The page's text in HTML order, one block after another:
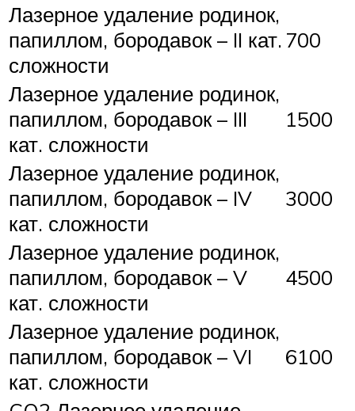
Лазерное удаление родинок,
папиллом, бородавок – II кат.
сложности
700
Лазерное удаление родинок,
папиллом, бородавок – III
кат. сложности
1500
Лазерное удаление родинок,
папиллом, бородавок – IV
кат. сложности
3000
Лазерное удаление родинок,
папиллом, бородавок – V
кат. сложности
4500
Лазерное удаление родинок,
папиллом, бородавок – VI
кат. сложности
6100